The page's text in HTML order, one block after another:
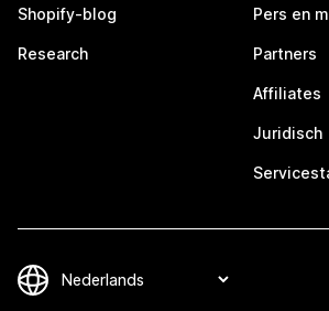
Shopify-blog
Research
Pers en
Partners
Affiliates
Juridisch